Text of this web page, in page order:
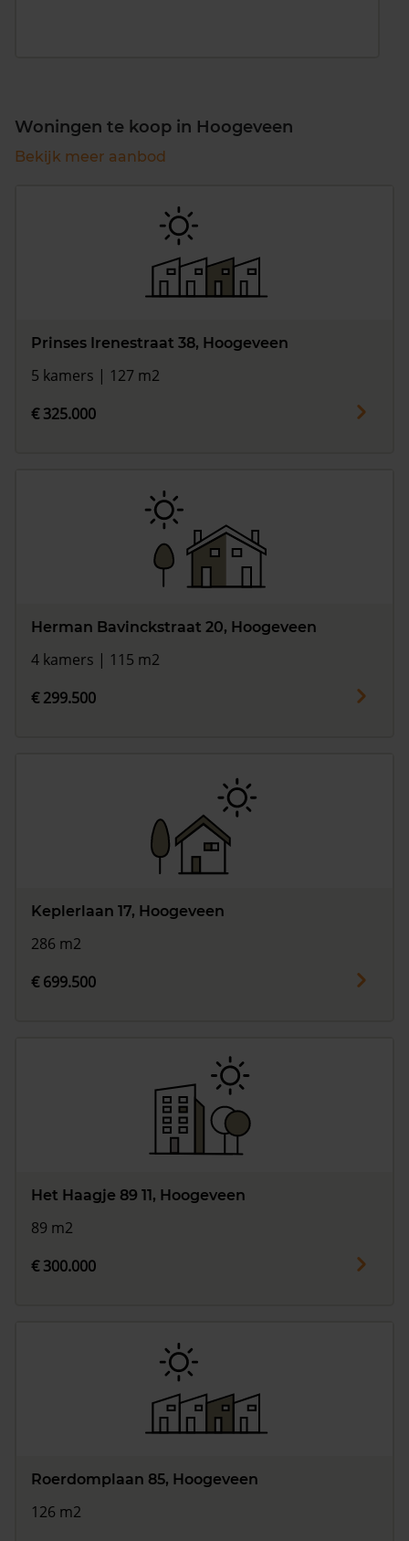
Woningen te koop in Hoogeveen
Bekijk meer aanbod
Prinses Irenestraat 38, Hoogeveen
5 kamers | 127 m2
€ 325.000
Herman Bavinckstraat 20, Hoogeveen
4 kamers | 115 m2
€ 299.500
Keplerlaan 17, Hoogeveen
286 m2
€ 699.500
Het Haagje 89 11, Hoogeveen
89 m2
€ 300.000
Roerdomplaan 85, Hoogeveen
126 m2